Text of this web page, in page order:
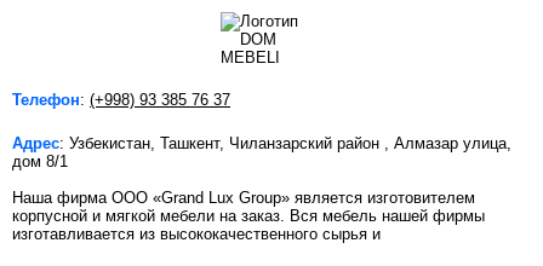
Телефон: (+998) 93 385 76 37
Адрес: Узбекистан, Ташкент, Чиланзарский район , Алмазар улица,
дом 8/1
Наша фирма ООО «Grand Lux Group» является изготовителем
корпусной и мягкой мебели на заказ. Вся мебель нашей фирмы
изготавливается из высококачественного сырья и